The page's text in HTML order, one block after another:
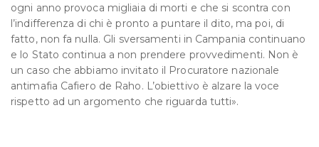
ogni anno provoca migliaia di morti e che si scontra con
l’indifferenza di chi è pronto a puntare il dito, ma poi, di
fatto, non fa nulla. Gli sversamenti in Campania continuano
e lo Stato continua a non prendere provvedimenti. Non è
un caso che abbiamo invitato il Procuratore nazionale
antimafia Cafiero de Raho. L’obiettivo è alzare la voce
rispetto ad un argomento che riguarda tutti».